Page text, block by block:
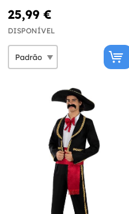
25,99 €
DISPONÍVEL